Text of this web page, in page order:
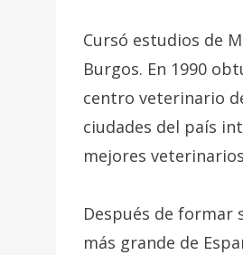
Cursó estudios de
Burgos. En 1990
centro veterinario
ciudades del país
mejores
Después de formar
más grande de